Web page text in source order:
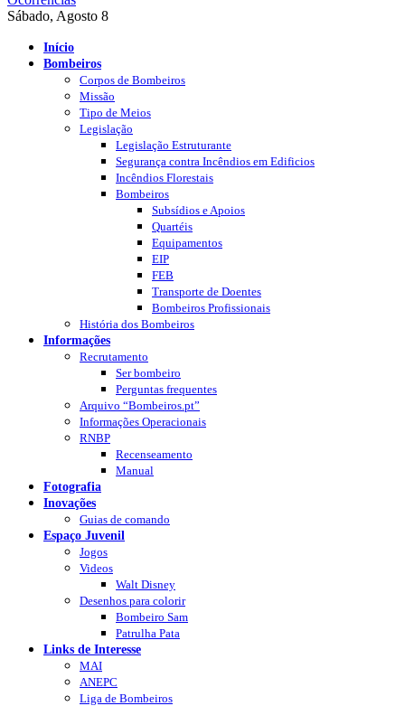
Sábado, Agosto 8
Início
Bombeiros
Corpos de Bombeiros
Missão
Tipo de Meios
Legislação
Legislação Estruturante
Segurança contra Incêndios em Edificios
Incêndios Florestais
Bombeiros
Subsídios e Apoios
Quartéis
Equipamentos
EIP
FEB
Transporte de Doentes
Bombeiros Profissionais
História dos Bombeiros
Informações
Recrutamento
Ser bombeiro
Perguntas frequentes
Arquivo “Bombeiros.pt”
Informações Operacionais
RNBP
Recenseamento
Manual
Fotografia
Inovações
Guias de comando
Espaço Juvenil
Jogos
Videos
Walt Disney
Desenhos para colorir
Bombeiro Sam
Patrulha Pata
Links de Interesse
MAI
ANEPC
Liga de Bombeiros